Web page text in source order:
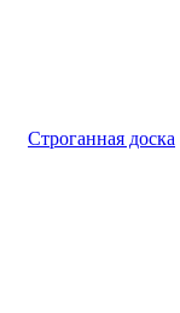
Строганная доска